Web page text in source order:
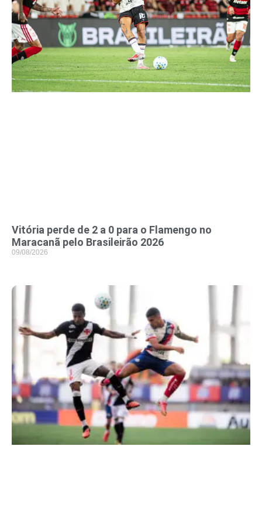
Vitória perde de 2 a 0 para o Flamengo no
Maracanã pelo Brasileirão 2026
09/08/2026